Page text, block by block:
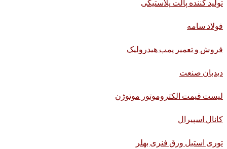
تولید کننده پالت پلاستیکی
فولاد سامه
فروش و تعمیر پمپ هیدرولیک
دیدبان صنعت
لیست قیمت الکتروموتور موتوژن
کانال اسپیرال
توری استیل ورق فنری بهلر